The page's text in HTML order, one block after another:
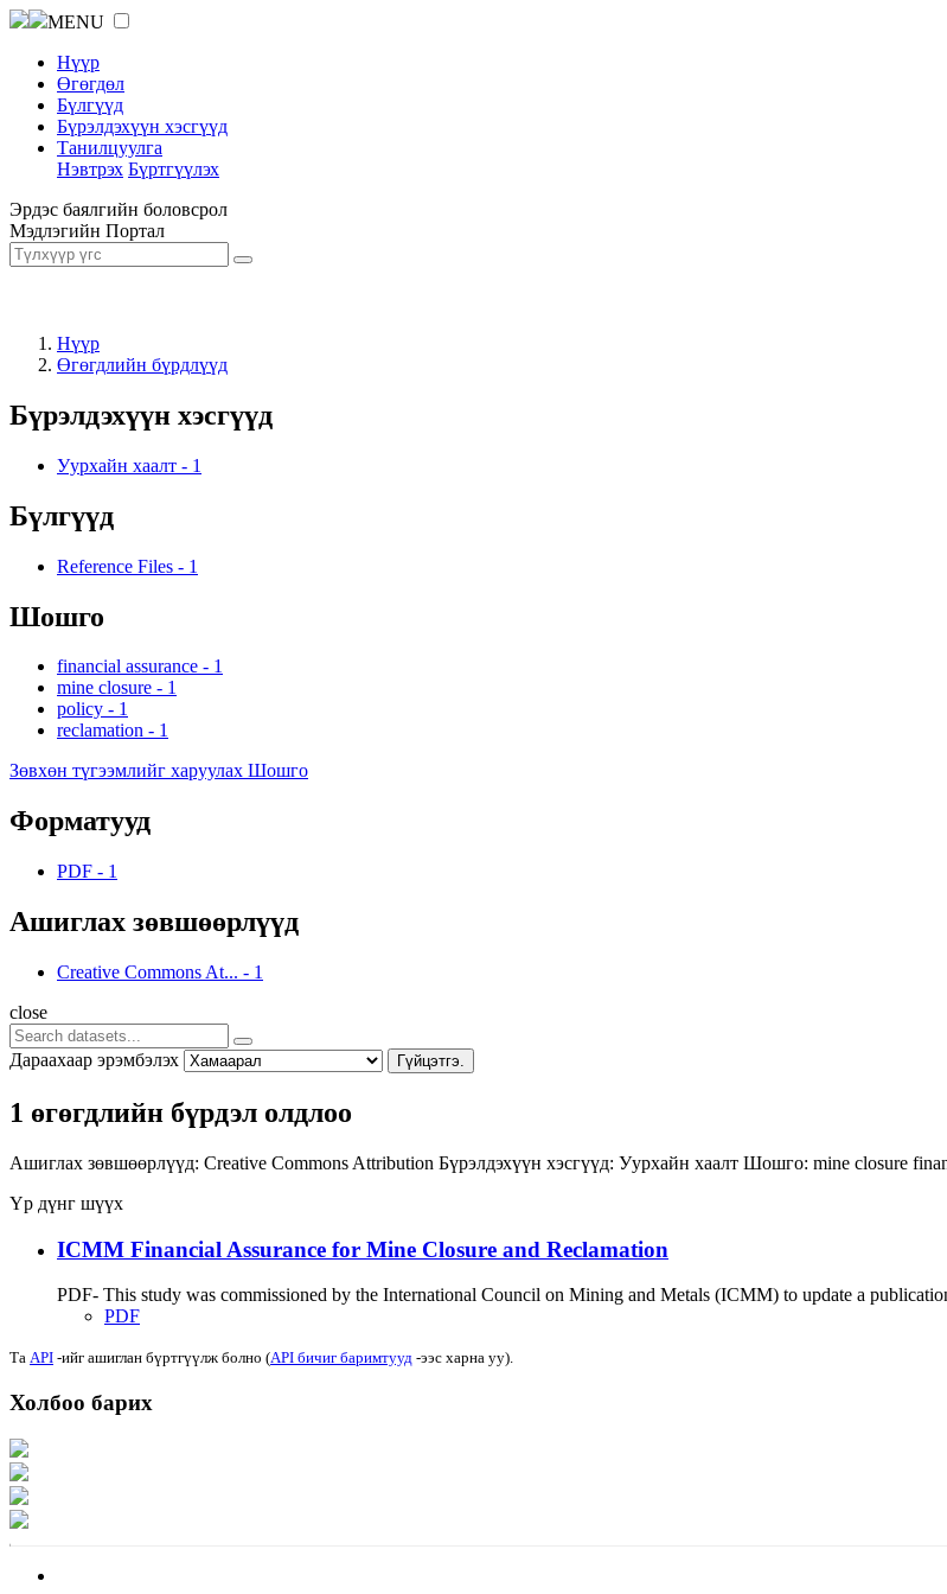
MENU
Нүүр
Өгөгдөл
Бүлгүүд
Бүрэлдэхүүн хэсгүүд
Танилцуулга
Нэвтрэх Бүртгүүлэх
Эрдэс баялгийн боловсрол
Мэдлэгийн Портал
Нүүр
Өгөгдлийн бүрдлүүд
Бүрэлдэхүүн хэсгүүд
Уурхайн хаалт - 1
Бүлгүүд
Reference Files - 1
Шошго
financial assurance - 1
mine closure - 1
policy - 1
reclamation - 1
Зөвхөн түгээмлийг харуулах Шошго
Форматууд
PDF - 1
Ашиглах зөвшөөрлүүд
Creative Commons At... - 1
close
Дараахаар эрэмбэлэх Гүйцэтгэ.
1 өгөгдлийн бүрдэл олдлоо
Ашиглах зөвшөөрлүүд: Creative Commons Attribution Бүрэлдэхүүн хэсгүүд: Уурхайн хаалт Шошго: mine closure
Үр дүнг шүүх
ICMM Financial Assurance for Mine Closure and Reclamation
PDF- This study was commissioned by the International Council on Mining and Metals (ICMM) to update a
PDF
Та API -ийг ашиглан бүртгүүлж болно (API бичиг баримтууд -ээс харна уу).
Холбоо барих